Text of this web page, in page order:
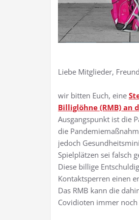
Liebe Mitglieder,
wir bitten Euch, eine
Billiglöhne (RMB) an
Ausgangspunkt ist die
die
jedoch
Spielplätzen sei falsch
Diese billige
Kontaktsperren einen
Das RMB kann die
Covidioten immer